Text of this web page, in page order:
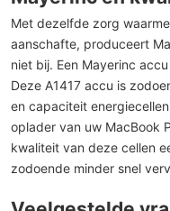
Met dezelfde zorg
aanschafte, produceert
niet bij. Een Mayerinc
Deze A1417 accu is
en capaciteit
oplader van uw MacBook
kwaliteit van deze cellen
zodoende minder snel